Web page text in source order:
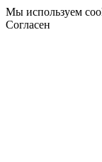
Мы используем
Согласен